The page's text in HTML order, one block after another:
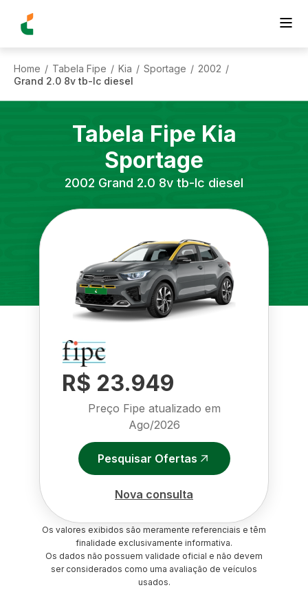
Home / Tabela Fipe / Kia / Sportage / 2002 /
Grand 2.0 8v tb-Ic diesel
Tabela Fipe Kia
Sportage
2002 Grand 2.0 8v tb-Ic diesel
R$ 23.949
Preço Fipe atualizado em
Ago/2026
Pesquisar Ofertas
Nova consulta
Os valores exibidos são meramente referenciais e têm
finalidade exclusivamente informativa.
Os dados não possuem validade oficial e não devem
ser considerados como uma avaliação de veículos
usados.